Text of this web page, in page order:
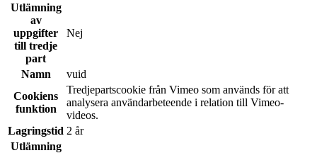
Utlämning
av
uppgifter
till tredje
part
Nej
Namn
vuid
Cookiens
funktion
Tredjepartscookie från Vimeo som används för att
analysera användarbeteende i relation till Vimeo-
videos.
Lagringstid 2 år
Utlämning